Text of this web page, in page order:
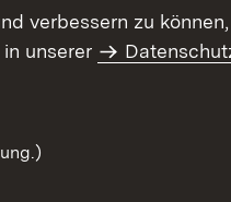
Newsletter-Archiv
verbessern zu
unserer